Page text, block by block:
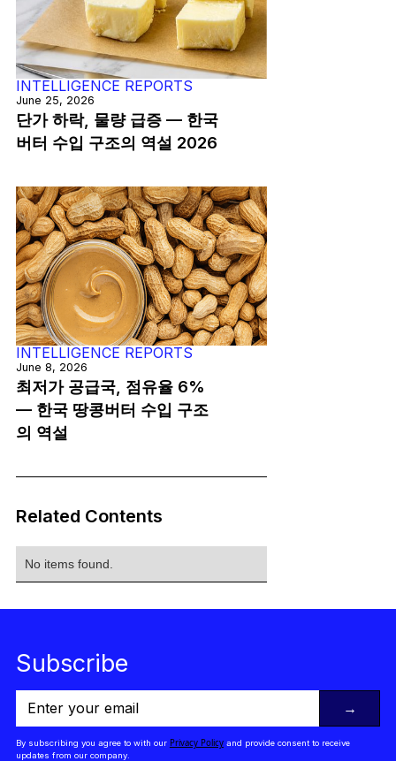
INTELLIGENCE REPORTS
June 25, 2026
단가 하락, 물량 급증 — 한국
버터 수입 구조의 역설 2026
INTELLIGENCE REPORTS
June 8, 2026
최저가 공급국, 점유율 6%
— 한국 땅콩버터 수입 구조
의 역설
Related Contents
No items found.
Subscribe
→
By subscribing you agree to with our Privacy Policyand provide consent to receive
updates from our company.